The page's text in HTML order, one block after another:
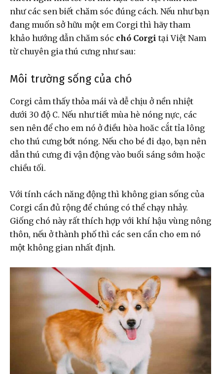
như các sen biết chăm sóc đúng cách. Nếu như bạn
đang muốn sở hữu một em Corgi thì hãy tham
khảo hướng dẫn chăm sóc chó Corgi tại Việt Nam
từ chuyên gia thú cưng như sau:
Môi trường sống của chó
Corgi cảm thấy thỏa mái và dễ chịu ở nền nhiệt
dưới 30 độ C. Nếu như tiết mùa hè nóng nực, các
sen nên để cho em nó ở điều hòa hoăc cắt tỉa lông
cho thú cưng bớt nóng. Nếu cho bé đi dạo, bạn nên
dẫn thú cưng đi vận động vào buổi sáng sớm hoặc
chiều tối.
Với tính cách năng động thì không gian sống của
Corgi cần đủ rộng để chúng có thể chạy nhảy.
Giống chó này rất thích hợp với khí hậu vùng nông
thôn, nếu ở thành phố thì các sen cần cho em nó
một không gian nhất định.